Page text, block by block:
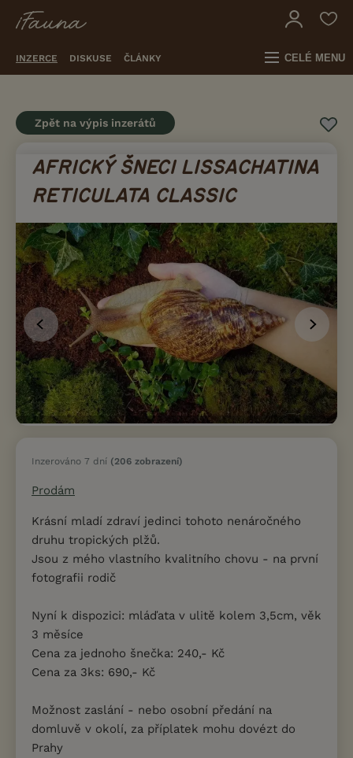
INZERCE DISKUSE ČLÁNKY CELÉ MENU
Zpět na výpis inzerátů
Inzerováno 7 dní (206 zobrazení)
Prodám
Krásní mladí zdraví jedinci tohoto nenáročného
druhu tropických plžů.
Jsou z mého vlastního kvalitního chovu - na první
fotografii rodič
Nyní k dispozici: mláďata v ulitě kolem 3,5cm, věk
3 měsíce
Cena za jednoho šnečka: 240,- Kč
Cena za 3ks: 690,- Kč
Možnost zaslání - nebo osobní předání na
domluvě v okolí, za příplatek mohu dovézt do
Prahy
AFRICKÝ ŠNECI LISSACHATINA
RETICULATA CLASSIC